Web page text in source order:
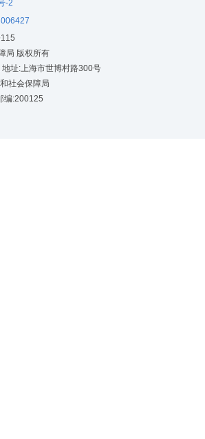
-2
局 版权所有
址:上海市世博村路300号
社会保障局
编:200125